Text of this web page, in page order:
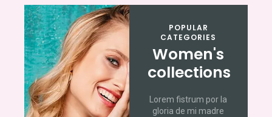
POPULAR
CATEGORIES
Women's
collections
Lorem fistrum por la
gloria de mi madre